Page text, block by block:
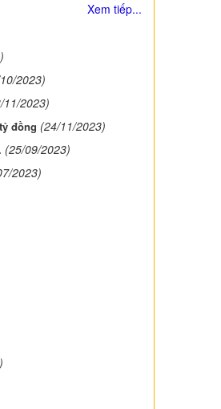
Xem tiếp...
2023)
11/2023)
đồng (24/11/2023)
(25/09/2023)
2023)